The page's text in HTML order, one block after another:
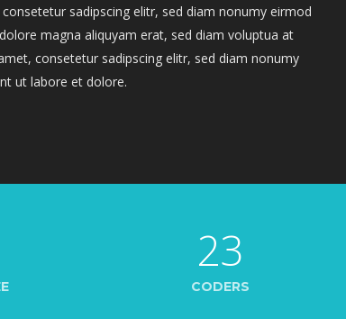
sadipscing elitr, sed diam nonumy eirmod
magna aliquyam erat, sed diam voluptua at
consetetur sadipscing elitr, sed diam nonumy
ut labore et dolore.
23
CODERS